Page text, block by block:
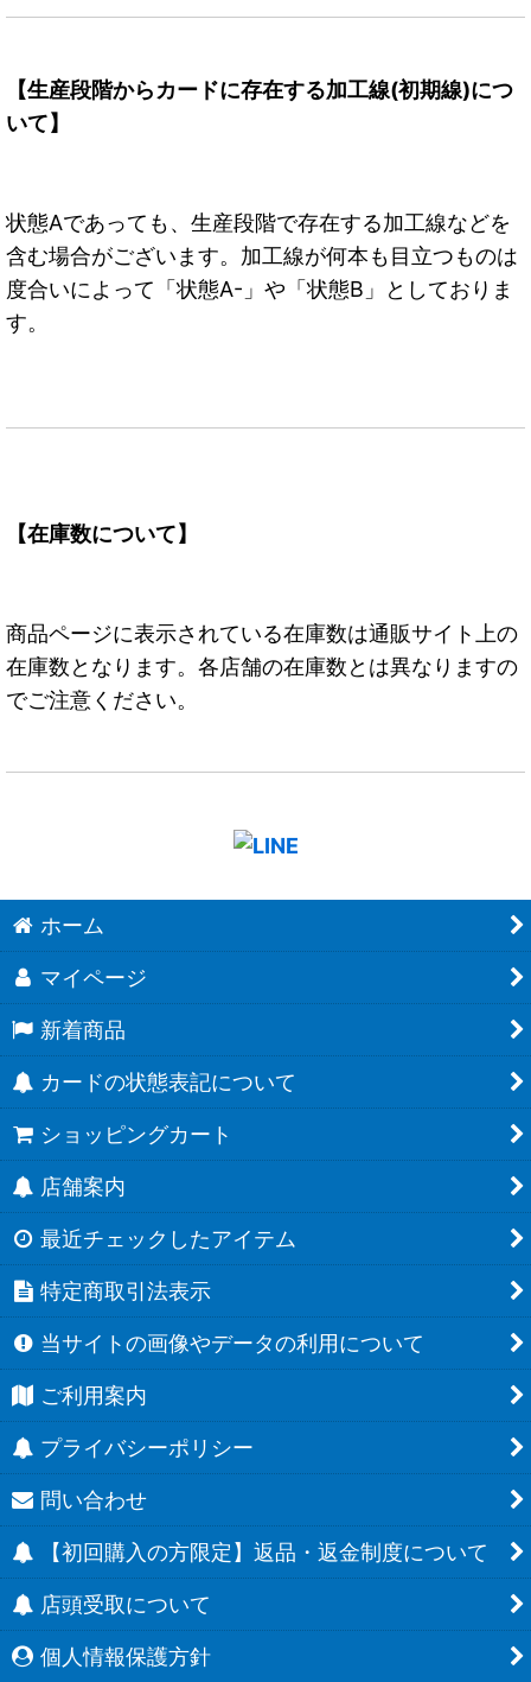
【生産段階からカードに存在する加工線(初期線)につ
いて】
状態Aであっても、生産段階で存在する加工線などを
含む場合がございます。加工線が何本も目立つものは
度合いによって「状態A-」や「状態B」としておりま
す。
【在庫数について】
商品ページに表示されている在庫数は通販サイト上の
在庫数となります。各店舗の在庫数とは異なりますの
でご注意ください。
ホーム
マイページ
新着商品
カードの状態表記について
ショッピングカート
店舗案内
最近チェックしたアイテム
特定商取引法表示
当サイトの画像やデータの利用について
ご利用案内
プライバシーポリシー
問い合わせ
【初回購入の方限定】返品・返金制度について
店頭受取について
個人情報保護方針